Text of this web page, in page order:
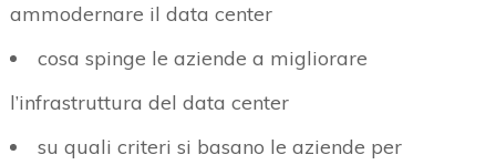
ammodernare il data center
cosa spinge le aziende a migliorare
l’infrastruttura del data center
su quali criteri si basano le aziende per